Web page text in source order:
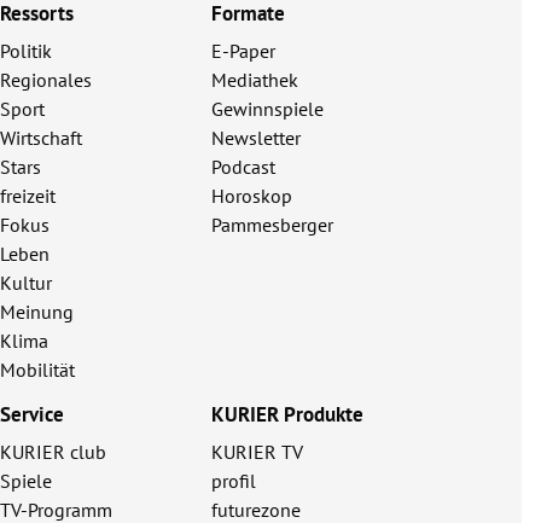
Ressorts
Politik
Regionales
Sport
Wirtschaft
Stars
freizeit
Fokus
Leben
Kultur
Meinung
Klima
Mobilität
Formate
E-Paper
Mediathek
Gewinnspiele
Newsletter
Podcast
Horoskop
Pammesberger
Service
KURIER club
Spiele
TV-Programm
KURIER Produkte
KURIER TV
profil
futurezone